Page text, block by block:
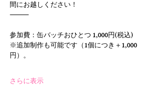
間にお越しください！
⸻
参加費：缶バッチおひとつ 1,000円(税込)
※追加制作も可能です（1個につき＋1,000
円）。
さらに表示